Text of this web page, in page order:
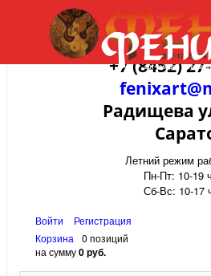
+7 (8452)
Радищева
Летний режим
Пн-Пт: 10-19
Сб-Вс: 10-17
Войти
Регистрация
Корзина
0 позиций
на сумму0 руб.